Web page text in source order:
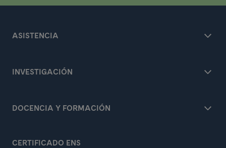
ASISTENCIA
INVESTIGACIÓN
DOCENCIA Y FORMACIÓN
CERTIFICADO ENS